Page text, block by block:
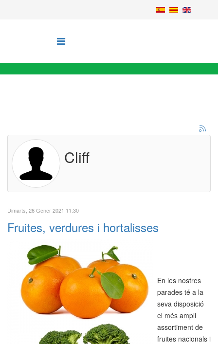
Cliff
Dimarts, 26 Gener 2021 11:30
Fruites, verdures i hortalisses
En les nostres
parades té a la
seva disposició
el més ampli
assortiment de
fruites nacionals i